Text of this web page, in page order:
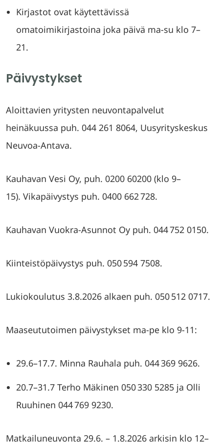
Kirjastot ovat käytettävissä
omatoimikirjastoina joka päivä ma-su klo 7–
21.
Päivystykset
Aloittavien yritysten neuvontapalvelut
heinäkuussa puh. 044 261 8064, Uusyrityskeskus
Neuvoa-Antava.
Kauhavan Vesi Oy, puh. 0200 60200 (klo 9–
15). Vikapäivystys puh. 0400 662 728.
Kauhavan Vuokra-Asunnot Oy puh. 044 752 0150.
Kiinteistöpäivystys puh. 050 594 7508.
Lukiokoulutus 3.8.2026 alkaen puh. 050 512 0717.
Maaseututoimen päivystykset ma-pe klo 9-11:
29.6–17.7. Minna Rauhala puh. 044 369 9626.
20.7–31.7 Terho Mäkinen 050 330 5285 ja Olli
Ruuhinen 044 769 9230.
Matkailuneuvonta 29.6. – 1.8.2026 arkisin klo 12–